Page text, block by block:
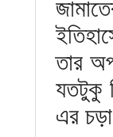
তার
যতটুকু
এর